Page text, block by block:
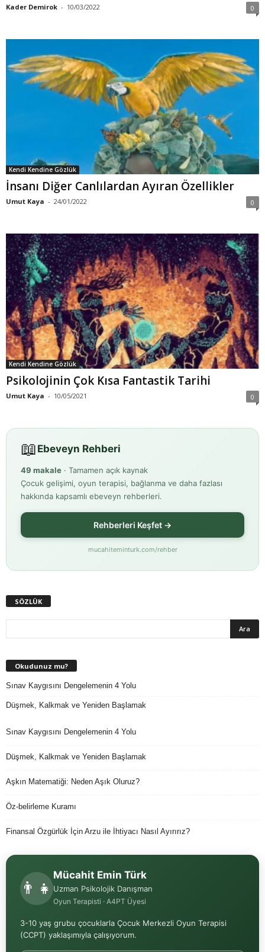
Kader Demirok - 10/03/2022 0
Kendi Kendine Gözlük
İnsanı Diğer Canlılardan Ayıran Özellikler
Umut Kaya - 24/01/2022 0
Kendi Kendine Gözlük
Psikolojinin Çok Kısa Fantastik Tarihi
Umut Kaya - 10/05/2021 0
📖 Ebeveyn Rehberi
49 makale · Tamamen açık kaynak
Çocuk gelişimi, oyun terapisi, bağlanma ve daha fazlası
hakkında kapsamlı ebeveyn rehberleri.
Rehberleri Keşfet →
mucahiteminturk.com/rehber
SÖZLÜK
Okudunuz mu?
Sınav Kaygısını Dengelemenin 4 Yolu
Düşmek, Kalkmak ve Yeniden Başlamak
Sınav Kaygısını Dengelemenin 4 Yolu
Düşmek, Kalkmak ve Yeniden Başlamak
Aşkın Matematiği: Neden Aşık Oluruz?
Öz-belirleme Kuramı
Finansal Özgürlük İçin Arzu ile İhtiyacı Nasıl Ayırırız?
👨‍👧
Mücahit Emin Türk
Uzman Psikolojik Danışman
Oyun Terapisti · A4PT Üyesi
3-10 yaş grubu çocuklarla Çocuk Merkezli Oyun Terapisi
(CCPT) yaklaşımıyla çalışıyorum.